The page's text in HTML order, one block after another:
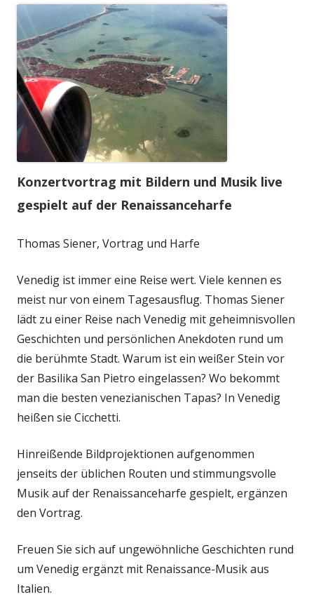
Konzertvortrag mit Bildern und Musik live
gespielt auf der Renaissanceharfe
Thomas Siener, Vortrag und Harfe
Venedig ist immer eine Reise wert. Viele kennen es
meist nur von einem Tagesausflug. Thomas Siener
lädt zu einer Reise nach Venedig mit geheimnisvollen
Geschichten und persönlichen Anekdoten rund um
die berühmte Stadt. Warum ist ein weißer Stein vor
der Basilika San Pietro eingelassen? Wo bekommt
man die besten venezianischen Tapas? In Venedig
heißen sie Cicchetti.
Hinreißende Bildprojektionen aufgenommen
jenseits der üblichen Routen und stimmungsvolle
Musik auf der Renaissanceharfe gespielt, ergänzen
den Vortrag.
Freuen Sie sich auf ungewöhnliche Geschichten rund
um Venedig ergänzt mit Renaissance-Musik aus
Italien.